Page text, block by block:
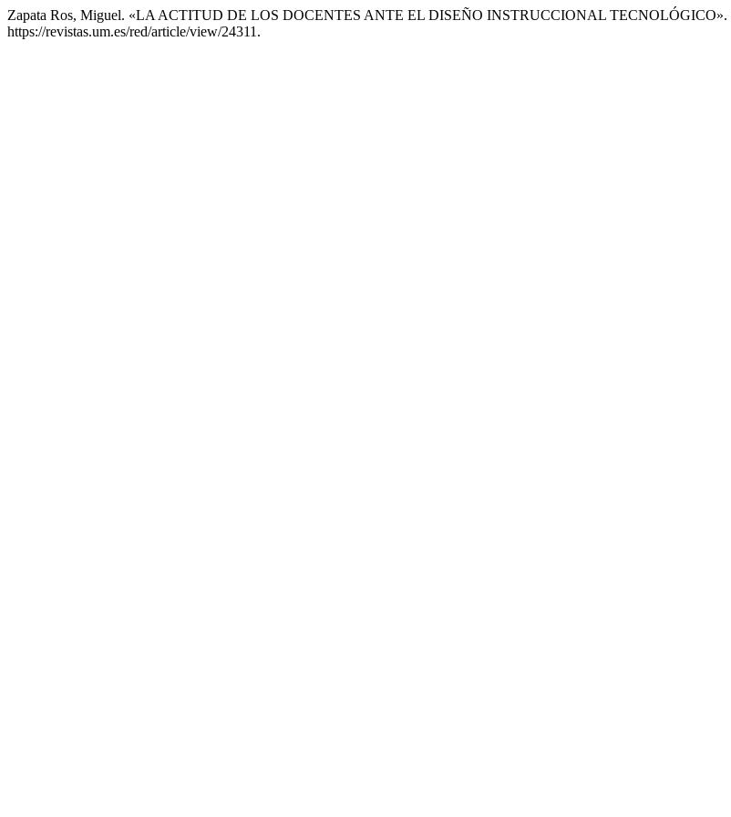
Zapata Ros, Miguel. «LA ACTITUD DE LOS DOCENTES ANTE EL DISEÑO INSTRUCCIONAL TECNOLÓGICO».
https://revistas.um.es/red/article/view/24311.